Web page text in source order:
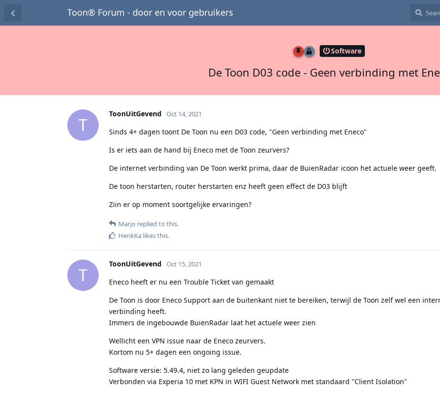
Toon® Forum - door en voor gebruikers
Software
De Toon D03 code - Geen verbinding met
T
ToonUitGevend Oct 14, 2021
Sinds 4+ dagen toont De Toon nu een D03 code, "Geen verbinding met Eneco"
Is er iets aan de hand bij Eneco met de Toon zeurvers?
De internet verbinding van De Toon werkt prima, daar de BuienRadar icoon het actuele weer geeft.
De toon herstarten, router herstarten enz heeft geen effect de D03 blijft
Ziin er op moment soortgelijke ervaringen?
Marjo replied to this.
HenkKa likes this.
T
ToonUitGevend Oct 15, 2021
Eneco heeft er nu een Trouble Ticket van gemaakt
De Toon is door Eneco Support aan de buitenkant niet te bereiken, terwijl de Toon zelf wel een
verbinding heeft.
Immers de ingebouwde BuienRadar laat het actuele weer zien
Wellicht een VPN issue naar de Eneco zeurvers.
Kortom nu 5+ dagen een ongoing issue.
Software versie: 5.49.4, niet zo lang geleden geupdate
Verbonden via Experia 10 met KPN in WIFI Guest Network met standaard "Client Isolation"